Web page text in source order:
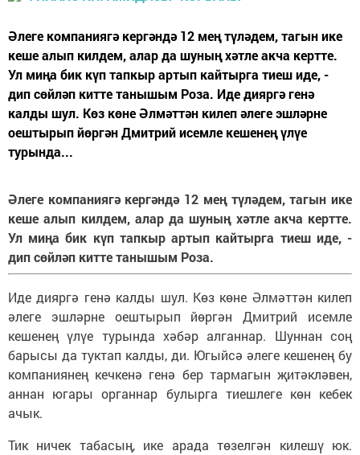
Әлеге компаниягә кергәндә 12 мең түләдем, тагын ике
кеше алып килдем, алар да шуның хәтле акча кертте.
Ул миңа бик күп тапкыр артып кайтырга тиеш иде, -
дип сөйләп китте танышым Роза. Иде дияргә генә
калды шул. Көз көне Әлмәттән килеп әлеге эшләрне
оештырып йөргән Дмитрий исемле кешенең үлүе
турында...
Әлеге компаниягә кергәндә 12 мең түләдем, тагын ике
кеше алып килдем, алар да шуның хәтле акча кертте.
Ул миңа бик күп тапкыр артып кайтырга тиеш иде, -
дип сөйләп китте танышым Роза.
Иде дияргә генә калды шул. Көз көне Әлмәттән килеп
әлеге эшләрне оештырып йөргән Дмитрий исемле
кешенең үлүе турында хәбәр алганнар. Шуннан соң
барысы да туктап калды, ди. Югыйсә әлеге кешенең бу
компаниянең кечкенә генә бер тармагын җитәкләвен,
аннан югары органнар булырга тиешлеге көн кебек
ачык.
Тик ничек табасың, ике арада төзелгән килешү юк.